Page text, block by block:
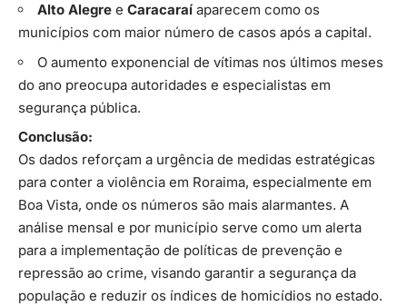
Alto Alegre e Caracaraí aparecem como os
municípios com maior número de casos após a capital.
O aumento exponencial de vítimas nos últimos meses
do ano preocupa autoridades e especialistas em
segurança pública.
Conclusão:
Os dados reforçam a urgência de medidas estratégicas
para conter a violência em Roraima, especialmente em
Boa Vista, onde os números são mais alarmantes. A
análise mensal e por município serve como um alerta
para a implementação de políticas de prevenção e
repressão ao crime, visando garantir a segurança da
população e reduzir os índices de homicídios no estado.